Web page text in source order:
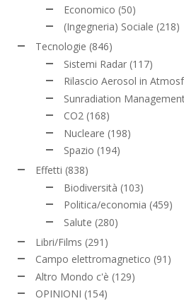
Economico (50)
(Ingegneria) Sociale (218)
Tecnologie (846)
Sistemi Radar (117)
Rilascio Aerosol in
Sunradiation
CO2 (168)
Nucleare (198)
Spazio (194)
Effetti (838)
Biodiversità (103)
Politica/economia (459)
Salute (280)
Libri/Films (291)
Campo elettromagnetico (91)
Altro Mondo c'è (129)
OPINIONI (154)